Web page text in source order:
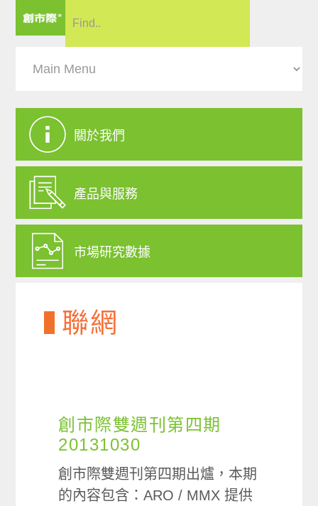
關於我們
產品與服務
市場研究數據
聯網
創市際雙週刊第四期
20131030
創市際雙週刊第四期出爐，本期
的內容包含：ARO / MMX 提供